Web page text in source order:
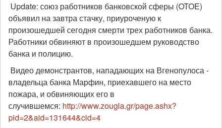
Update: союз работников банковской сферы (OTOE)
объявил на завтра стачку, приуроченую к
произошедшей сегодня смерти трех работников банка.
Работники обвиняют в произошедшем руководство
банка и полицию.
Видео демонстрантов, нападающих на Вгенопулоса -
владельца банка Марфин, приехавшего на место
пожара, и обвиняющих его в
случившемся: http://www.zougla.gr/page.ashx?
pid=2&aid=131644&cid=4